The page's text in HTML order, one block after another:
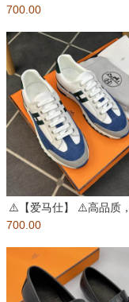
艺品 ⚠️男士时尚经典运动
700.00
⚠️【爱马仕】 ⚠️高品质
艺品 ⚠️男士时尚经典运动
700.00